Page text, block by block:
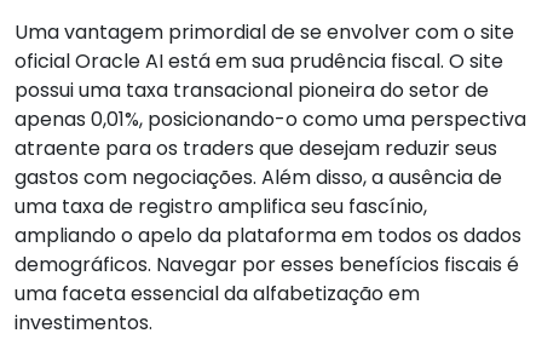
Uma vantagem primordial de se envolver com o site
oficial Oracle AI está em sua prudência fiscal. O site
possui uma taxa transacional pioneira do setor de
apenas 0,01%, posicionando-o como uma perspectiva
atraente para os traders que desejam reduzir seus
gastos com negociações. Além disso, a ausência de
uma taxa de registro amplifica seu fascínio,
ampliando o apelo da plataforma em todos os dados
demográficos. Navegar por esses benefícios fiscais é
uma faceta essencial da alfabetização em
investimentos.